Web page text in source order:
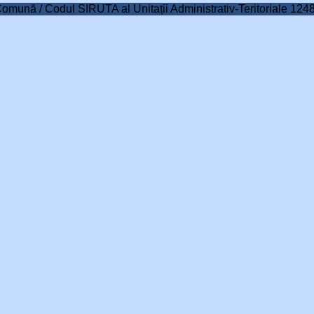
/ Codul SIRUTA al Unitații Administrativ-Teritoriale